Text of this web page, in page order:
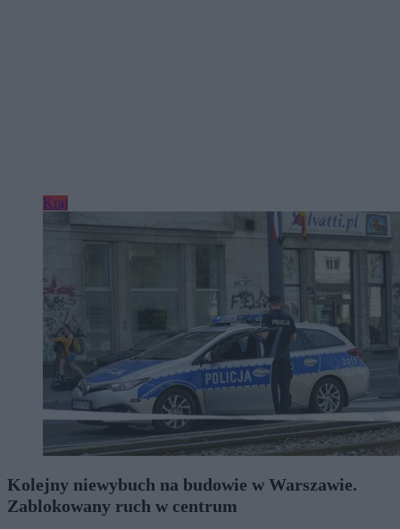
Kraj
Kolejny niewybuch na budowie w Warszawie.
Zablokowany ruch w centrum